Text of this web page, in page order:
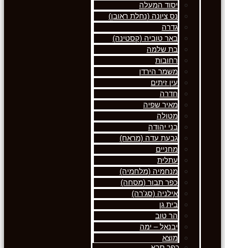
יסוד המעלה
נס ציונה (נחלת ראובן)
גדרה
באר טוביה (קסטינה)
בת שלמה
רחובות
משמר הירדן
עין זיתים
חדרה
מאיר שפיה
מטולה
בני יהודה
גבעת עדה (מראח)
מחניים
עתלית
מנחמיה (מלחמיה)
כפר תבור (מסחה)
אילניה (סג'רה)
בית גן
הר טוב
יבנאל – ימה
מוצא